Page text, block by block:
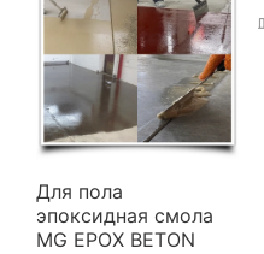
Для пола
эпоксидная смола
MG EPOX BETON